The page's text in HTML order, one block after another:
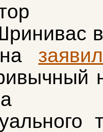
заявил